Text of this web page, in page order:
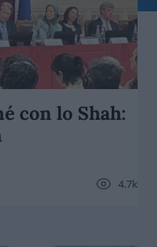
con lo Shah:
4.7k